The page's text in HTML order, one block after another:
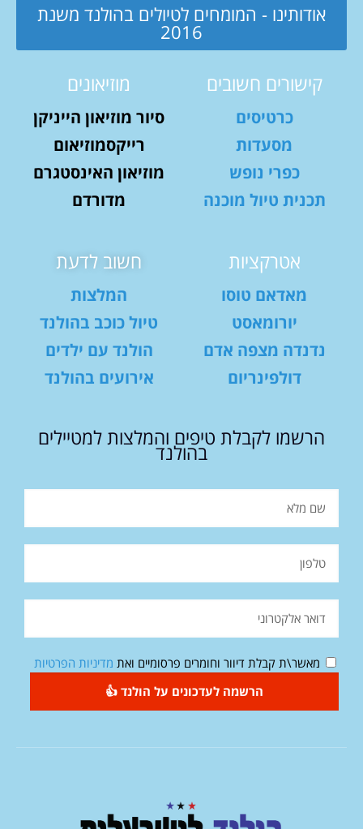
אודותינו - המומחים לטיולים בהולנד משנת
2016
קישורים חשובים
כרטיסים
מסעדות
כפרי נופש
תכנית טיול מוכנה
מוזיאונים
סיור מוזיאון הייניקן
רייקסמוזיאום
מוזיאון האינסטגרם
מדורדם
אטרקציות
מאדאם טוסו
יורומאסט
נדנדה מצפה אדם
דולפינריום
חשוב לדעת
המלצות
טיול כוכב בהולנד
הולנד עם ילדים
אירועים בהולנד
הרשמו לקבלת טיפים והמלצות למטיילים
בהולנד
מאשר\ת קבלת דיוור וחומרים פרסומיים ואת מדיניות הפרטיות
הרשמה לעדכונים על הולנד 👍